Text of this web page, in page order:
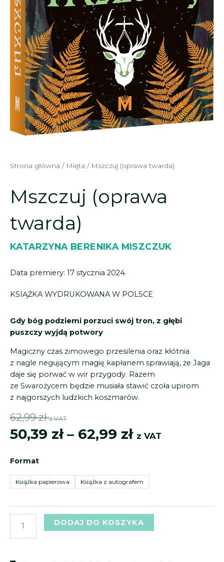
Strona główna / Mięta / Mszczuj (oprawa twarda)
Mszczuj (oprawa
twarda)
KATARZYNA BERENIKA MISZCZUK
Data premiery: 17 stycznia 2024
KSIĄŻKAWYDRUKOWANAW POLSCE
Gdy bóg podziemi porzuci swój tron, z głębi
puszczy wyjdą potwory
Magiczny czas zimowego przesilenia oraz kłótnia
z nagle negującym magię kapłanem sprawiają, że Jaga
daje się porwać w wir przygody. Razem
ze Swarożycem będzie musiała stawić czoła upirom
z najgorszych ludzkich koszmarów.
62,99zł z VAT
50,39 zł – 62,99 złcen:
do
62,99 zł
z VAT
Format
Książka papierowa Książka z autografem
(oprawa
twarda)
DODAJ DO KOSZYKA